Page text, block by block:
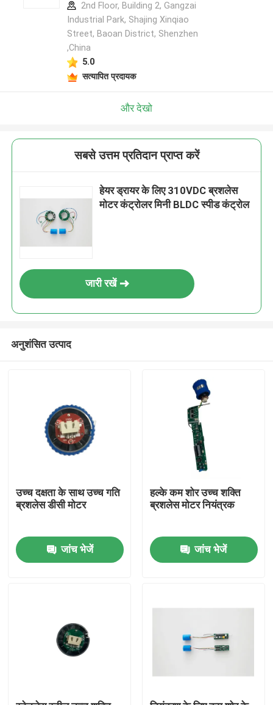
वीडियो
2nd Floor, Building 2, Gangzai
Industrial Park, Shajing Xinqiao
Street, Baoan District, Shenzhen
,China
5.0
सत्यापित प्रदायक
और देखो
सबसे उत्तम प्रतिदान प्राप्त करें
हेयर ड्रायर के लिए 310VDC ब्रशलेस
मोटर कंट्रोलर मिनी BLDC स्पीड कंट्रोल
जारी रखें
अनुशंसित उत्पाद
उच्च दक्षता के साथ उच्च गति
ब्रशलेस डीसी मोटर
जांच भेजें
हल्के कम शोर उच्च शक्ति
ब्रशलेस मोटर नियंत्रक
जांच भेजें